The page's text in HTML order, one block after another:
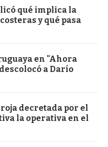
qué implica la
y qué pasa
en "Ahora
a Darío
decretada por el
la operativa en el